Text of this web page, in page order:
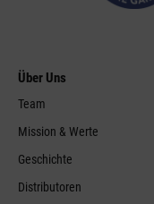
Über Uns
Team
Mission & Werte
Geschichte
Distributoren